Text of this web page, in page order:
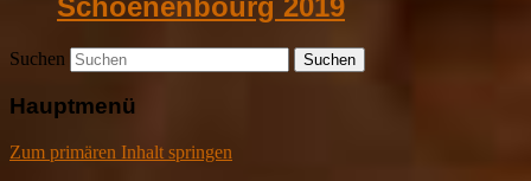
Suchen
Hauptmenü
Zum primären Inhalt springen